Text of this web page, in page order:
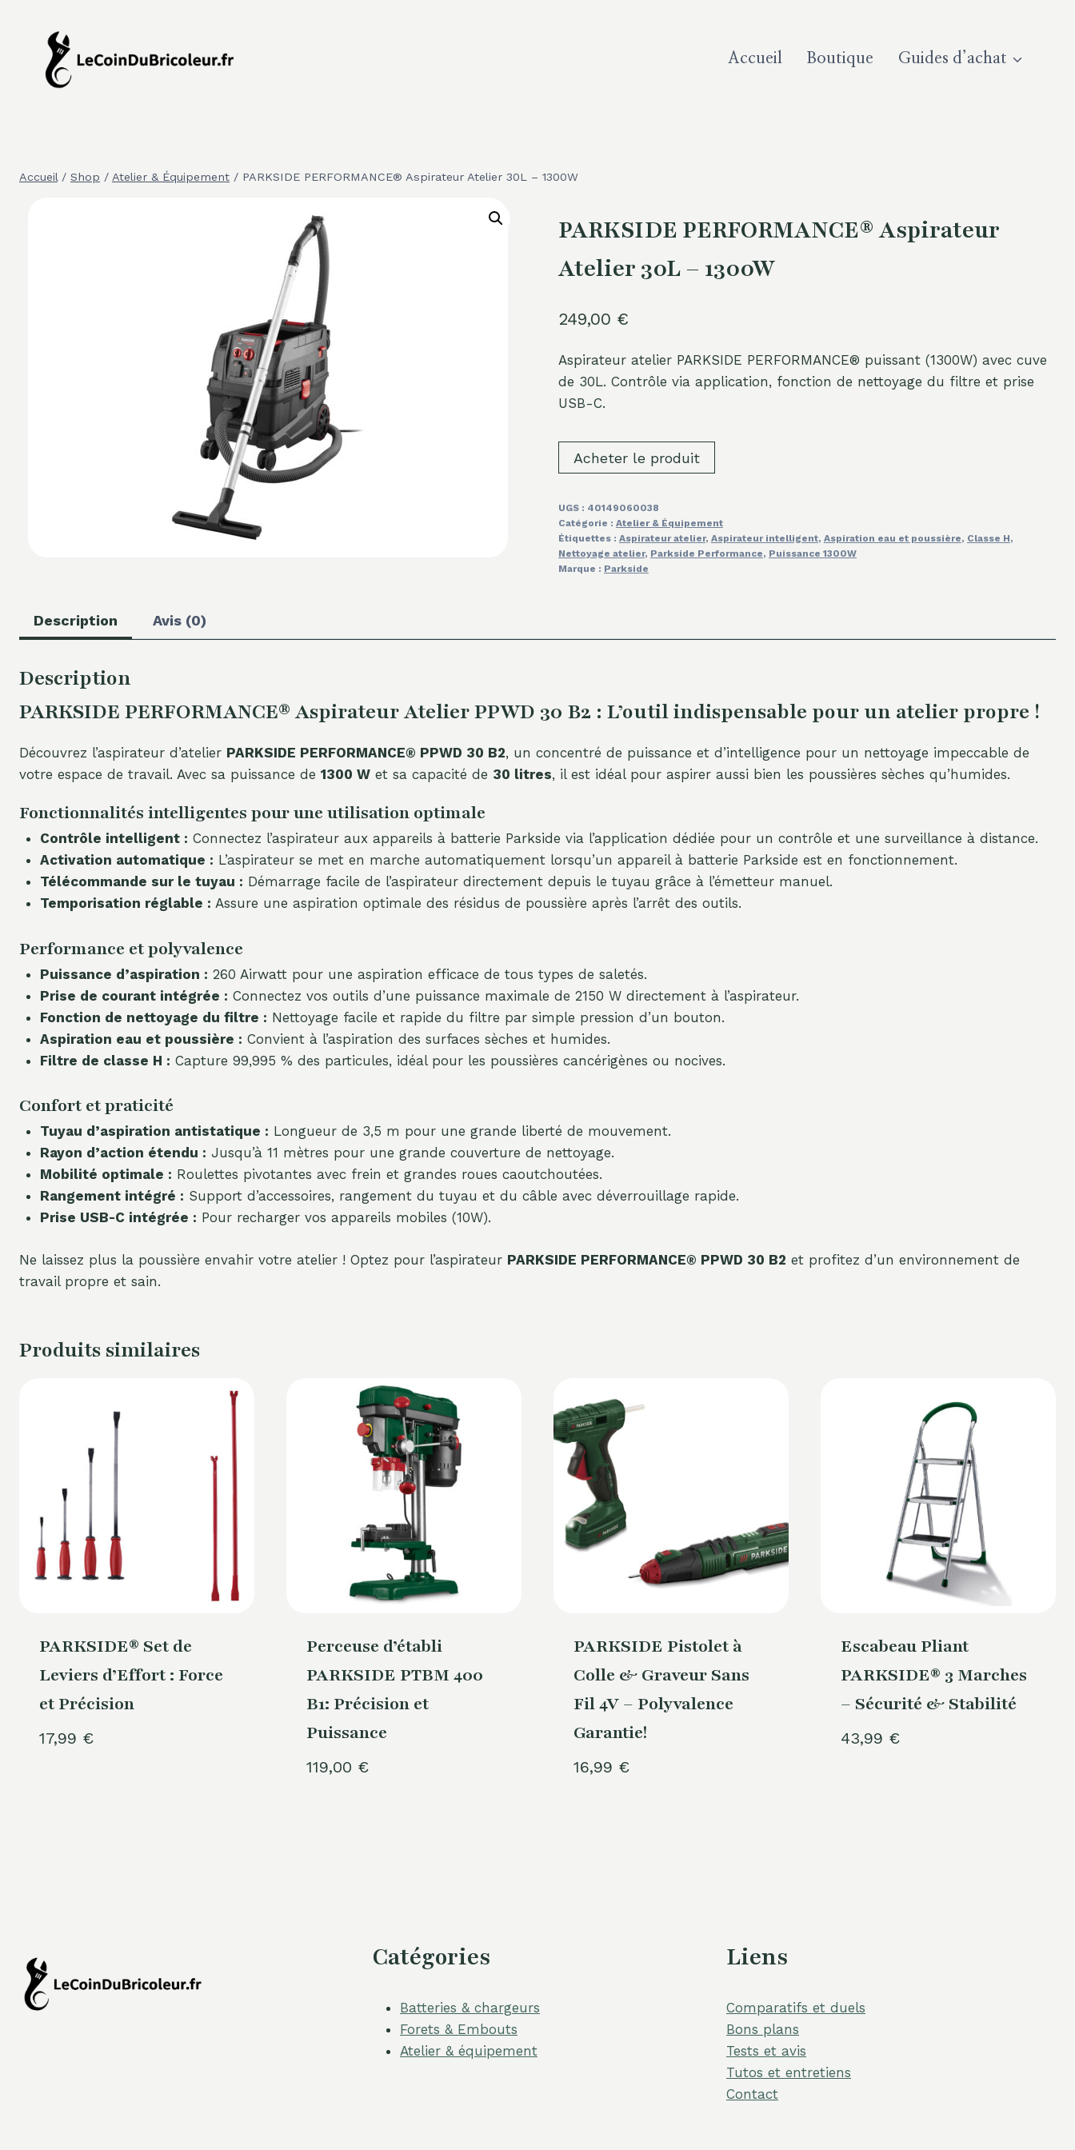
contenu
Accueil Boutique Guides d’achat
Accueil / Shop / Atelier & Équipement / PARKSIDE PERFORMANCE® Aspirateur Atelier 30L – 1300W
PARKSIDE PERFORMANCE® Aspirateur
Atelier 30L – 1300W
249,00 €
Aspirateur atelier PARKSIDE PERFORMANCE® puissant (1300W) avec cuve
de 30L. Contrôle via application, fonction de nettoyage du filtre et prise
USB-C.
Acheter le produit
UGS : 40149060038
Catégorie : Atelier & Équipement
Étiquettes : Aspirateur atelier, Aspirateur intelligent, Aspiration eau et poussière, Classe H,
Nettoyage atelier, Parkside Performance, Puissance 1300W
Marque : Parkside
Description Avis (0)
Description
PARKSIDE PERFORMANCE® Aspirateur Atelier PPWD 30 B2 : L’outil indispensable pour un atelier propre !
Découvrez l’aspirateur d’atelier PARKSIDE PERFORMANCE® PPWD 30 B2, un concentré de puissance et d’intelligence pour un nettoyage impeccable de
votre espace de travail. Avec sa puissance de 1300 W et sa capacité de 30 litres, il est idéal pour aspirer aussi bien les poussières sèches qu’humides.
Fonctionnalités intelligentes pour une utilisation optimale
Contrôle intelligent : Connectez l’aspirateur aux appareils à batterie Parkside via l’application dédiée pour un contrôle et une surveillance à distance.
Activation automatique : L’aspirateur se met en marche automatiquement lorsqu’un appareil à batterie Parkside est en fonctionnement.
Télécommande sur le tuyau : Démarrage facile de l’aspirateur directement depuis le tuyau grâce à l’émetteur manuel.
Temporisation réglable : Assure une aspiration optimale des résidus de poussière après l’arrêt des outils.
Performance et polyvalence
Puissance d’aspiration : 260 Airwatt pour une aspiration efficace de tous types de saletés.
Prise de courant intégrée : Connectez vos outils d’une puissance maximale de 2150 W directement à l’aspirateur.
Fonction de nettoyage du filtre : Nettoyage facile et rapide du filtre par simple pression d’un bouton.
Aspiration eau et poussière : Convient à l’aspiration des surfaces sèches et humides.
Filtre de classe H : Capture 99,995 % des particules, idéal pour les poussières cancérigènes ou nocives.
Confort et praticité
Tuyau d’aspiration antistatique : Longueur de 3,5 m pour une grande liberté de mouvement.
Rayon d’action étendu : Jusqu’à 11 mètres pour une grande couverture de nettoyage.
Mobilité optimale : Roulettes pivotantes avec frein et grandes roues caoutchoutées.
Rangement intégré : Support d’accessoires, rangement du tuyau et du câble avec déverrouillage rapide.
Prise USB-C intégrée : Pour recharger vos appareils mobiles (10W).
Ne laissez plus la poussière envahir votre atelier ! Optez pour l’aspirateur PARKSIDE PERFORMANCE® PPWD 30 B2 et profitez d’un environnement de
travail propre et sain.
Produits similaires
PARKSIDE® Set de
Leviers d’Effort : Force
et Précision
17,99 €
Perceuse d’établi
PARKSIDE PTBM 400
B1: Précision et
Puissance
119,00 €
PARKSIDE Pistolet à
Colle & Graveur Sans
Fil 4V – Polyvalence
Garantie!
16,99 €
Escabeau Pliant
PARKSIDE® 3 Marches
– Sécurité & Stabilité
43,99 €
Catégories
Batteries & chargeurs
Forets & Embouts
Atelier & équipement
Liens
Comparatifs et duels
Bons plans
Tests et avis
Tutos et entretiens
Contact